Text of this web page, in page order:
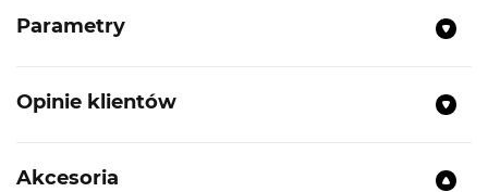
Parametry
Opinie klientów
Akcesoria